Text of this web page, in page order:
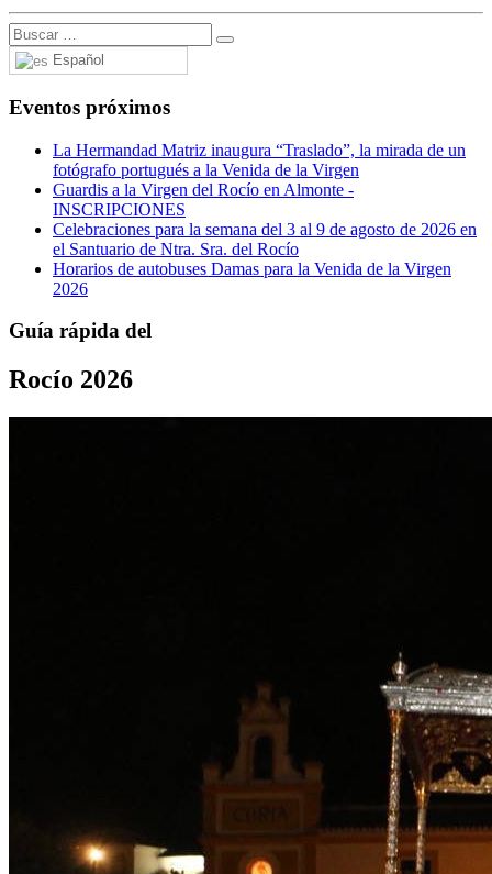
Español
Eventos próximos
La Hermandad Matriz inaugura “Traslado”, la mirada de un
fotógrafo portugués a la Venida de la Virgen
Guardis a la Virgen del Rocío en Almonte -
INSCRIPCIONES
Celebraciones para la semana del 3 al 9 de agosto de 2026 en
el Santuario de Ntra. Sra. del Rocío
Horarios de autobuses Damas para la Venida de la Virgen
2026
Guía rápida del
Rocío 2026